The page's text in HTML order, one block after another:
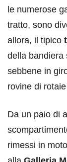
le numerose
tratto, sono
allora, il tipico
della bandiera
sebbene in
rovine di
Da un paio di
rimessi in